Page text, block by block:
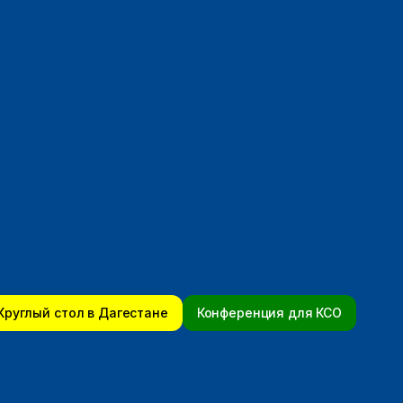
стол в Дагестане Конференция для КСО